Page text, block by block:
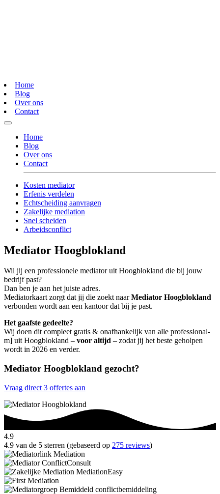
Home
Blog
Over ons
Contact
Home
Blog
Over ons
Contact
Kosten mediator
Erfenis verdelen
Echtscheiding aanvragen
Zakelijke mediation
Snel scheiden
Arbeidsconflict
Mediator Hoogblokland
Wil jij een professionele mediator uit Hoogblokland die bij jouw
bedrijf past?
Dan ben je aan het juiste adres.
Mediatorkaart zorgt dat jij die zoekt naarMediator Hoogblokland
verbonden wordt aan een kantoor dat bij je past.
Het gaafste gedeelte?
Wij doen dit compleet gratis & onafhankelijk van alle professional-
m] uit Hoogblokland – voor altijd – zodat jij het beste geholpen
wordt in 2026 en verder.
Mediator Hoogblokland gezocht?
Vraag direct 3 offertes aan
4.9
4.9 van de 5 sterren (gebaseerd op 275 reviews)